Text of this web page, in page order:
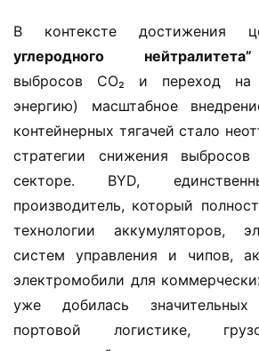
В контексте достижения
углеродного нейтралитета”​
выбросов CO₂ и переход на
энергию) масштабное
контейнерных тягачей стало
стратегии снижения
секторе. BYD,
производитель, который
технологии аккумуляторов,
систем управления и чипов,
электромобили для
уже добилась
портовой логистике,